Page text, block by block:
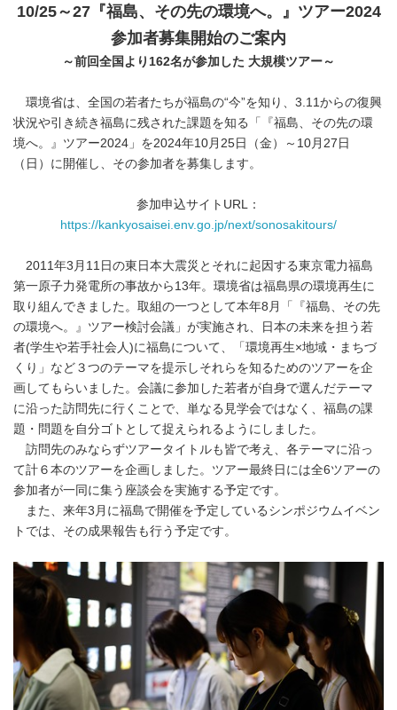
10/25～27『福島、その先の環境へ。』ツアー2024
参加者募集開始のご案内
～前回全国より162名が参加した 大規模ツアー～
環境省は、全国の若者たちが福島の“今”を知り、3.11からの復興
状況や引き続き福島に残された課題を知る「『福島、その先の環
境へ。』ツアー2024」を2024年10月25日（金）～10月27日
（日）に開催し、その参加者を募集します。
参加申込サイトURL：
https://kankyosaisei.env.go.jp/next/sonosakitours/
2011年3月11日の東日本大震災とそれに起因する東京電力福島
第一原子力発電所の事故から13年。環境省は福島県の環境再生に
取り組んできました。取組の一つとして本年8月「『福島、その先
の環境へ。』ツアー検討会議」が実施され、日本の未来を担う若
者(学生や若手社会人)に福島について、「環境再生×地域・まちづ
くり」など３つのテーマを提示しそれらを知るためのツアーを企
画してもらいました。会議に参加した若者が自身で選んだテーマ
に沿った訪問先に行くことで、単なる見学会ではなく、福島の課
題・問題を自分ゴトとして捉えられるようにしました。
訪問先のみならずツアータイトルも皆で考え、各テーマに沿っ
て計６本のツアーを企画しました。ツアー最終日には全6ツアーの
参加者が一同に集う座談会を実施する予定です。
また、来年3月に福島で開催を予定しているシンポジウムイベン
トでは、その成果報告も行う予定です。